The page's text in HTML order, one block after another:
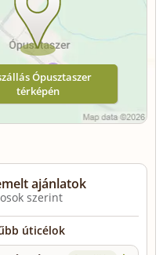
Ópusztaszer
térképén
ajánlatok
szerint
úticélok